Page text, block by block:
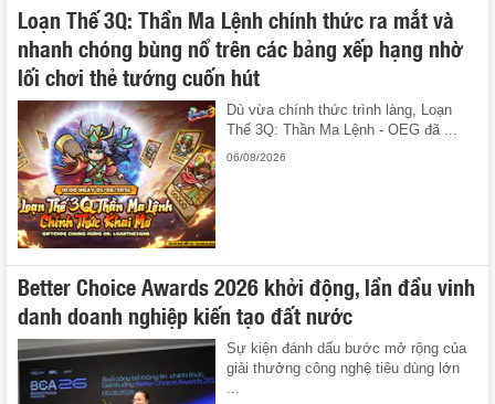
Loạn Thế 3Q: Thần Ma Lệnh chính thức ra mắt và
nhanh chóng bùng nổ trên các bảng xếp hạng nhờ
lối chơi thẻ tướng cuốn hút
Dù vừa chính thức trình làng, Loạn
Thế 3Q: Thần Ma Lệnh - OEG đã ...
06/08/2026
Better Choice Awards 2026 khởi động, lần đầu vinh
danh doanh nghiệp kiến tạo đất nước
Sự kiện đánh dấu bước mở rộng của
giải thưởng công nghệ tiêu dùng lớn
...